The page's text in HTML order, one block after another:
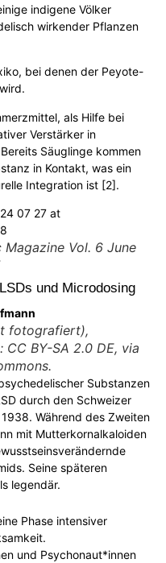
indigene Völker
wirkender Pflanzen
bei denen der Peyote-
als Hilfe bei
Verstärker in
Säuglinge kommen
in Kontakt, was ein
Integration ist [2].
Vol. 6 June
und Microdosing
fotografiert),
BY-SA 2.0 DE, via
Substanzen
durch den Schweizer
Während des Zweiten
mit Mutterkornalkaloiden
Seine späteren
legendär.
Phase intensiver
und Psychonaut*innen